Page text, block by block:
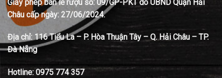
Giấy phép bán lẻ rượu số: 09/GP-PKT do UBND Quận Hải
Châu cấp ngày: 27/06/2024.
Địa chỉ: 116 Tiểu La – P. Hòa Thuận Tây – Q. Hải Châu – TP.
Đà Nẵng
Hotline: 0975 774 357